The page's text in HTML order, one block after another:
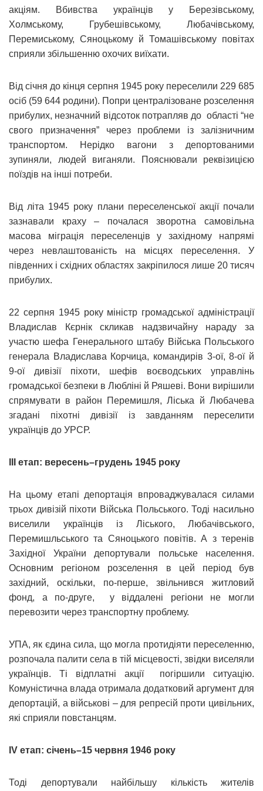
акціям. Вбивства українців у Березівському,
Холмському, Грубешівському, Любачівському,
Перемиському, Сяноцькому й Томашівському повітах
сприяли збільшенню охочих виїхати.
Від січня до кінця серпня 1945 року переселили 229 685
осіб (59 644 родини). Попри централізоване розселення
прибулих, незначний відсоток потрапляв до області “не
свого призначення” через проблеми із залізничним
транспортом. Нерідко вагони з депортованими
зупиняли, людей виганяли. Пояснювали реквізицією
поїздів на інші потреби.
Від літа 1945 року плани переселенської акції почали
зазнавали краху – почалася зворотна самовільна
масова міграція переселенців у західному напрямі
через невлаштованість на місцях переселення. У
південних і східних областях закріпилося лише 20 тисяч
прибулих.
22 серпня 1945 року міністр громадської адміністрації
Владислав Кєрнік скликав надзвичайну нараду за
участю шефа Генерального штабу Війська Польського
генерала Владислава Корчица, командирів 3-ої, 8-ої й
9-ої дивізії піхоти, шефів воєводських управлінь
громадської безпеки в Любліні й Ряшеві. Вони вирішили
спрямувати в район Перемишля, Ліська й Любачева
згадані піхотні дивізії із завданням переселити
українців до УРСР.
ІІІ етап: вересень–грудень 1945 року
На цьому етапі депортація впроваджувалася силами
трьох дивізій піхоти Війська Польського. Тоді насильно
виселили українців із Ліського, Любачівського,
Перемишльського та Сяноцького повітів. А з теренів
Західної України депортували польське населення.
Основним регіоном розселення в цей період був
західний, оскільки, по-перше, звільнився житловий
фонд, а по-друге, у віддалені регіони не могли
перевозити через транспортну проблему.
УПА, як єдина сила, що могла протидіяти переселенню,
розпочала палити села в тій місцевості, звідки виселяли
українців. Ті відплатні акції погіршили ситуацію.
Комуністична влада отримала додатковий аргумент для
депортацій, а військові – для репресій проти цивільних,
які сприяли повстанцям.
ІV етап: січень–15 червня 1946 року
Тоді депортували найбільшу кількість жителів